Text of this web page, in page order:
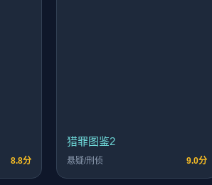
8.8分
猎罪图鉴2
悬疑/刑侦 9.0分